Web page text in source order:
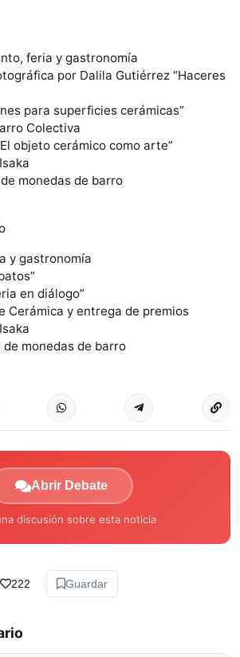
feria y gastronomía
por Dalila Gutiérrez “Haceres
para superficies cerámicas”
Colectiva
objeto cerámico como arte”
monedas de barro
y gastronomía
en diálogo”
Cerámica y entrega de premios
de monedas de barro
Abrir Debate
discusión sobre esta noticia
222 Guardar